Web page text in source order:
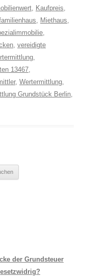
Kaufpreis
Miethaus
vereidigte
13467
, Wertermittlung
Grundstück Berlin
der Grundsteuer